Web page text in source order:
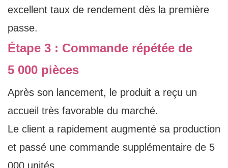
excellent taux de rendement dès la première
passe.
Étape 3 : Commande répétée de
5 000 pièces
Après son lancement, le produit a reçu un
accueil très favorable du marché.
Le client a rapidement augmenté sa production
et passé une commande supplémentaire de 5
000 unités.